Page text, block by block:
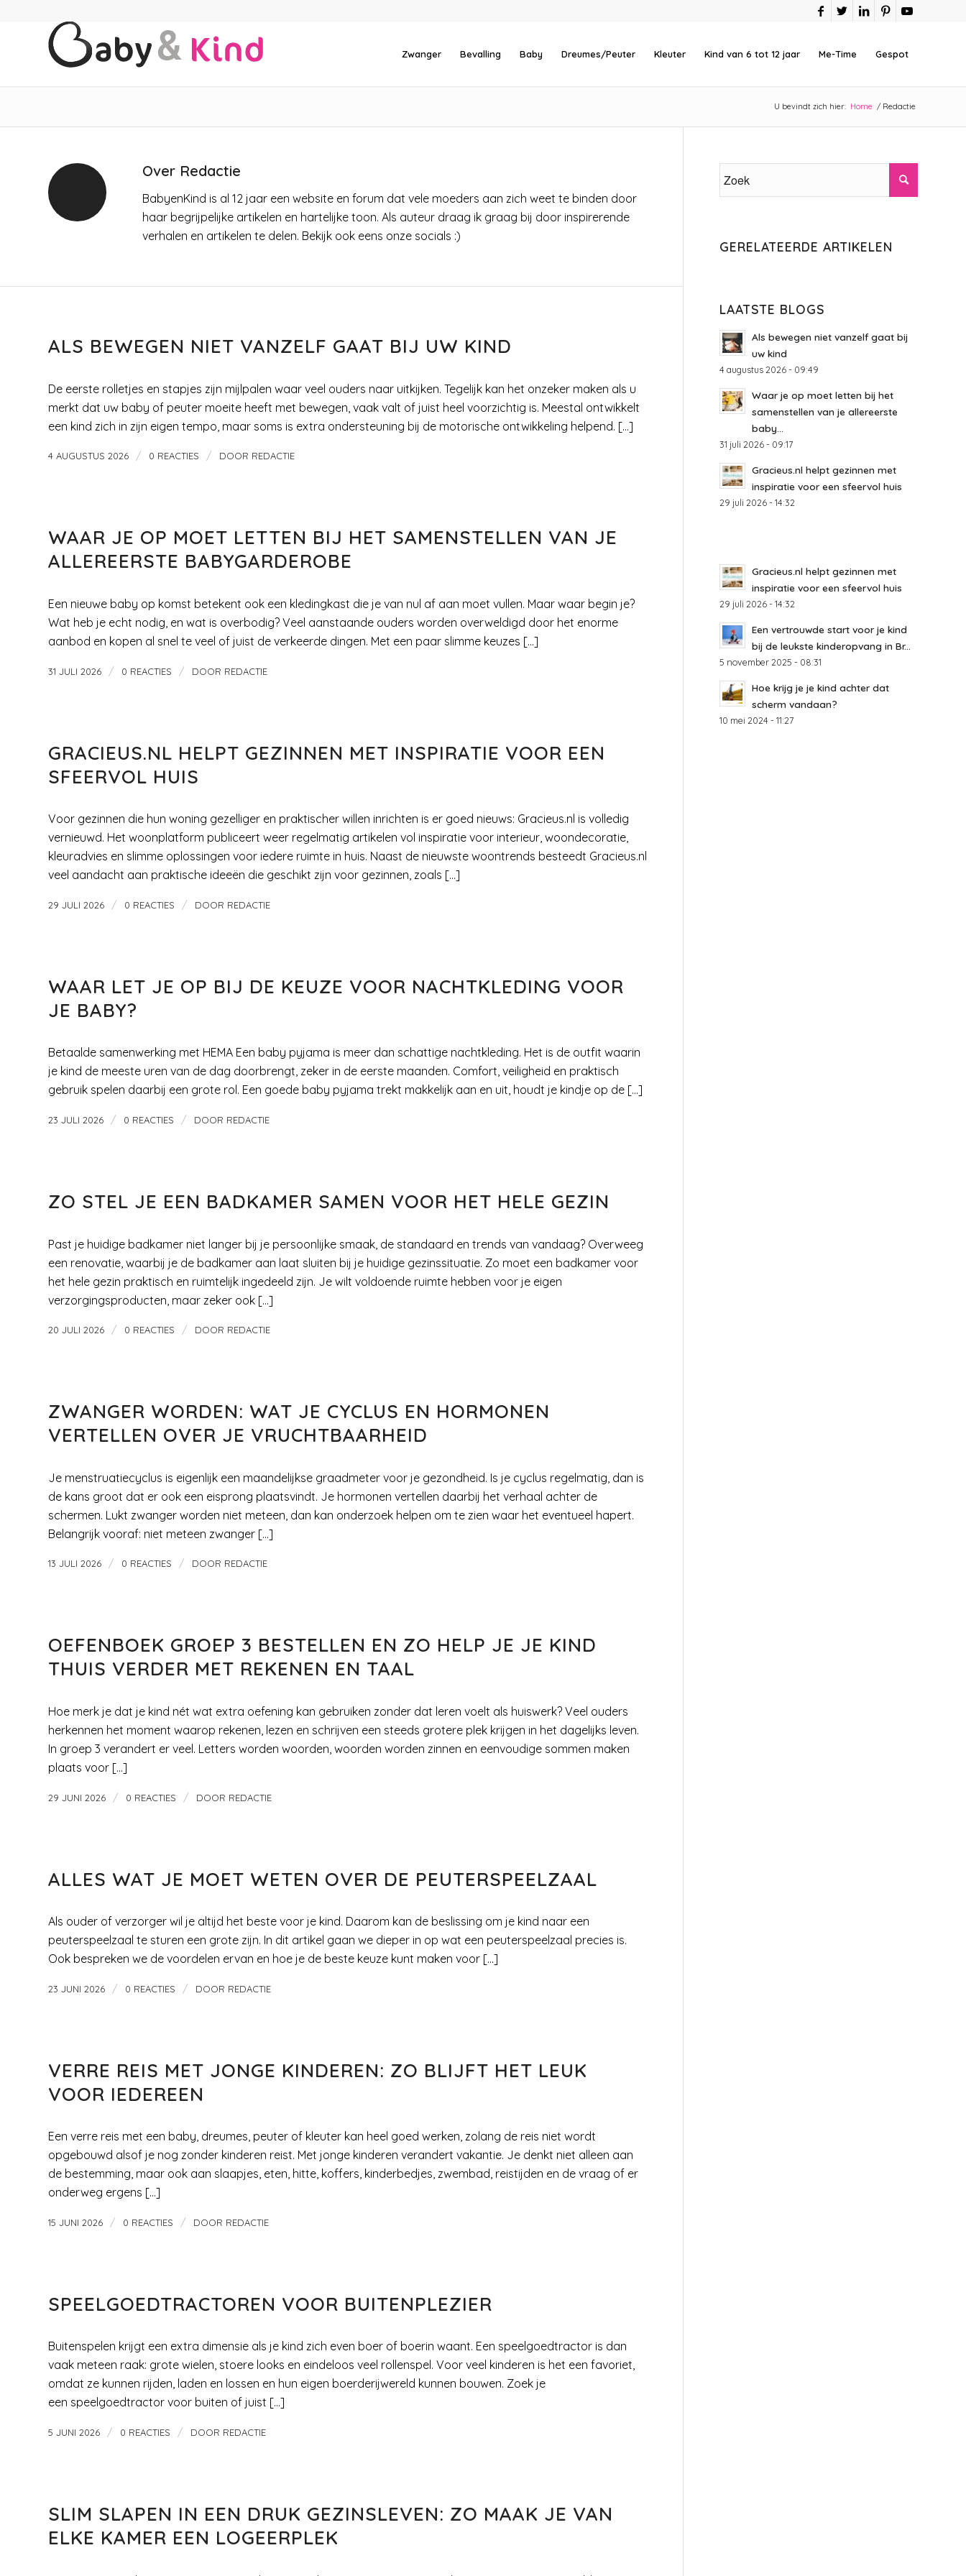
Zwanger Bevalling Baby Dreumes/Peuter Kleuter Kind van 6 tot 12 jaar Me-Time Gespot
U bevindt zich hier: Home / Redactie
Over Redactie
BabyenKind is al 12 jaar een website en forum dat vele moeders aan zich weet te binden door
haar begrijpelijke artikelen en hartelijke toon. Als auteur draag ik graag bij door inspirerende
verhalen en artikelen te delen. Bekijk ook eens onze socials :)
ALS BEWEGEN NIET VANZELF GAAT BIJ UW KIND
De eerste rolletjes en stapjes zijn mijlpalen waar veel ouders naar uitkijken. Tegelijk kan het onzeker maken als u
merkt dat uw baby of peuter moeite heeft met bewegen, vaak valt of juist heel voorzichtig is. Meestal ontwikkelt
een kind zich in zijn eigen tempo, maar soms is extra ondersteuning bij de motorische ontwikkeling helpend. […]
4 AUGUSTUS 2026 / 0 REACTIES / DOOR REDACTIE
WAAR JE OP MOET LETTEN BIJ HET SAMENSTELLEN VAN JE
ALLEREERSTE BABYGARDEROBE
Een nieuwe baby op komst betekent ook een kledingkast die je van nul af aan moet vullen. Maar waar begin je?
Wat heb je echt nodig, en wat is overbodig? Veel aanstaande ouders worden overweldigd door het enorme
aanbod en kopen al snel te veel of juist de verkeerde dingen. Met een paar slimme keuzes […]
31 JULI 2026 / 0 REACTIES / DOOR REDACTIE
GRACIEUS.NL HELPT GEZINNEN MET INSPIRATIE VOOR EEN
SFEERVOL HUIS
Voor gezinnen die hun woning gezelliger en praktischer willen inrichten is er goed nieuws: Gracieus.nl is volledig
vernieuwd. Het woonplatform publiceert weer regelmatig artikelen vol inspiratie voor interieur, woondecoratie,
kleuradvies en slimme oplossingen voor iedere ruimte in huis. Naast de nieuwste woontrends besteedt Gracieus.nl
veel aandacht aan praktische ideeën die geschikt zijn voor gezinnen, zoals […]
29 JULI 2026 / 0 REACTIES / DOOR REDACTIE
WAAR LET JE OP BIJ DE KEUZE VOOR NACHTKLEDING VOOR
JE BABY?
Betaalde samenwerking met HEMA Een baby pyjama is meer dan schattige nachtkleding. Het is de outfit waarin
je kind de meeste uren van de dag doorbrengt, zeker in de eerste maanden. Comfort, veiligheid en praktisch
gebruik spelen daarbij een grote rol. Een goede baby pyjama trekt makkelijk aan en uit, houdt je kindje op de […]
23 JULI 2026 / 0 REACTIES / DOOR REDACTIE
ZO STEL JE EEN BADKAMER SAMEN VOOR HET HELE GEZIN
Past je huidige badkamer niet langer bij je persoonlijke smaak, de standaard en trends van vandaag? Overweeg
een renovatie, waarbij je de badkamer aan laat sluiten bij je huidige gezinssituatie. Zo moet een badkamer voor
het hele gezin praktisch en ruimtelijk ingedeeld zijn. Je wilt voldoende ruimte hebben voor je eigen
verzorgingsproducten, maar zeker ook […]
20 JULI 2026 / 0 REACTIES / DOOR REDACTIE
ZWANGER WORDEN: WAT JE CYCLUS EN HORMONEN
VERTELLEN OVER JE VRUCHTBAARHEID
Je menstruatiecyclus is eigenlijk een maandelijkse graadmeter voor je gezondheid. Is je cyclus regelmatig, dan is
de kans groot dat er ook een eisprong plaatsvindt. Je hormonen vertellen daarbij het verhaal achter de
schermen. Lukt zwanger worden niet meteen, dan kan onderzoek helpen om te zien waar het eventueel hapert.
Belangrijk vooraf: niet meteen zwanger […]
13 JULI 2026 / 0 REACTIES / DOOR REDACTIE
OEFENBOEK GROEP 3 BESTELLEN EN ZO HELP JE JE KIND
THUIS VERDER MET REKENEN EN TAAL
Hoe merk je dat je kind nét wat extra oefening kan gebruiken zonder dat leren voelt als huiswerk? Veel ouders
herkennen het moment waarop rekenen, lezen en schrijven een steeds grotere plek krijgen in het dagelijks leven.
In groep 3 verandert er veel. Letters worden woorden, woorden worden zinnen en eenvoudige sommen maken
plaats voor […]
29 JUNI 2026 / 0 REACTIES / DOOR REDACTIE
ALLES WAT JE MOET WETEN OVER DE PEUTERSPEELZAAL
Als ouder of verzorger wil je altijd het beste voor je kind. Daarom kan de beslissing om je kind naar een
peuterspeelzaal te sturen een grote zijn. In dit artikel gaan we dieper in op wat een peuterspeelzaal precies is.
Ook bespreken we de voordelen ervan en hoe je de beste keuze kunt maken voor […]
23 JUNI 2026 / 0 REACTIES / DOOR REDACTIE
VERRE REIS MET JONGE KINDEREN: ZO BLIJFT HET LEUK
VOOR IEDEREEN
Een verre reis met een baby, dreumes, peuter of kleuter kan heel goed werken, zolang de reis niet wordt
opgebouwd alsof je nog zonder kinderen reist. Met jonge kinderen verandert vakantie. Je denkt niet alleen aan
de bestemming, maar ook aan slaapjes, eten, hitte, koffers, kinderbedjes, zwembad, reistijden en de vraag of er
onderweg ergens […]
15 JUNI 2026 / 0 REACTIES / DOOR REDACTIE
SPEELGOEDTRACTOREN VOOR BUITENPLEZIER
Buitenspelen krijgt een extra dimensie als je kind zich even boer of boerin waant. Een speelgoedtractor is dan
vaak meteen raak: grote wielen, stoere looks en eindeloos veel rollenspel. Voor veel kinderen is het een favoriet,
omdat ze kunnen rijden, laden en lossen en hun eigen boerderijwereld kunnen bouwen. Zoek je
een speelgoedtractor voor buiten of juist […]
5 JUNI 2026 / 0 REACTIES / DOOR REDACTIE
SLIM SLAPEN IN EEN DRUK GEZINSLEVEN: ZO MAAK JE VAN
ELKE KAMER EEN LOGEERPLEK
GERELATEERDE ARTIKELEN
LAATSTE BLOGS
Als bewegen niet vanzelf gaat bij
uw kind
4 augustus 2026 - 09:49
Waar je op moet letten bij het
samenstellen van je allereerste
baby...
31 juli 2026 - 09:17
Gracieus.nl helpt gezinnen met
inspiratie voor een sfeervol huis
29 juli 2026 - 14:32
Gracieus.nl helpt gezinnen met
inspiratie voor een sfeervol huis
29 juli 2026 - 14:32
Een vertrouwde start voor je kind
bij de leukste kinderopvang in Br...
5 november 2025 - 08:31
Hoe krijg je je kind achter dat
scherm vandaan?
10 mei 2024 - 11:27